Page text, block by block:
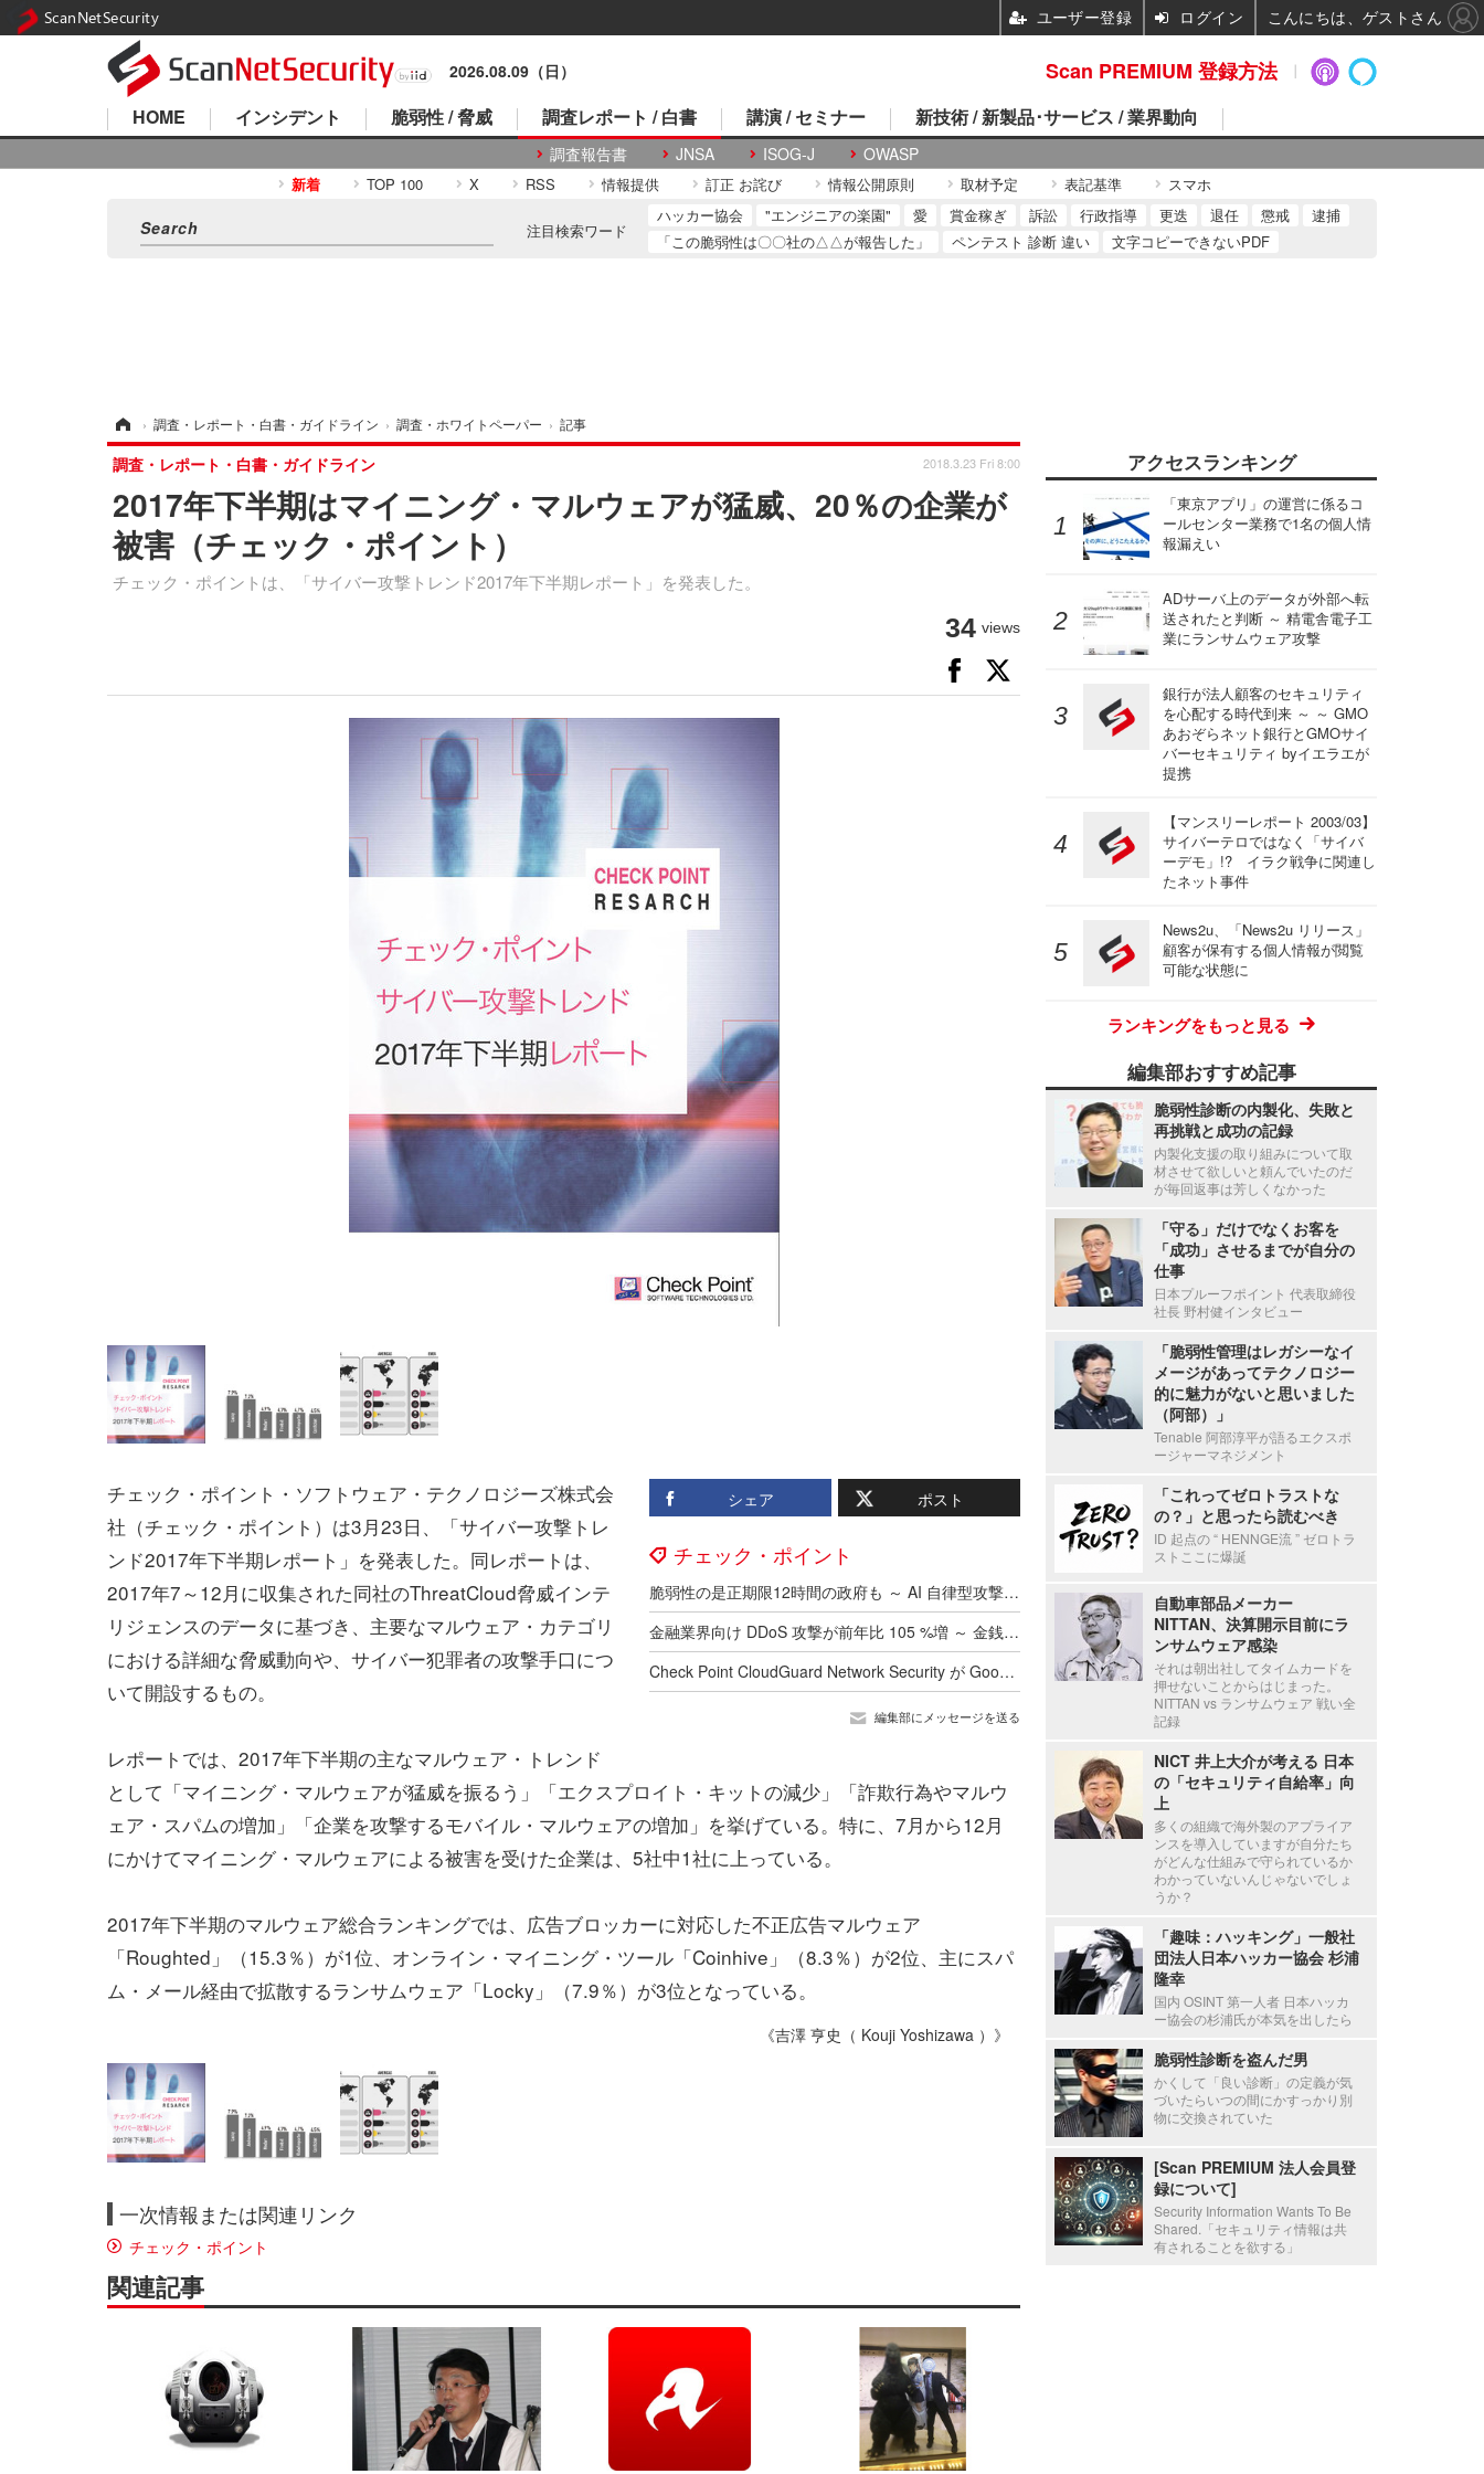
2026.08.09（日）
HOME インシデント 脆弱性 / 脅威 調査レポート / 白書
調査報告書 JNSA ISOG-J OWASP
講演 / セミナー 新技術 / 新製品･サービス / 業界動向
新着 TOP 100 X RSS 情報提供 訂正 お詫び 情報公開原則 取材予定 表記基準 スマホ
注目検索ワード
ハッカー協会 "エンジニアの楽園" 愛 賞金稼ぎ 訴訟 行政指導 更迭 退任 懲戒
逮捕
「この脆弱性は〇〇社の△△が報告した」
ペンテスト 診断 違い 文字コピーできないPDF
› 調査・レポート・白書・ガイドライン › 調査・ホワイトペーパー › 記事
2017年下半期はマイニング・マルウェアが猛威、20％の企業が
被害（チェック・ポイント）
チェック・ポイントは、「サイバー攻撃トレンド2017年下半期レポート」を発表した。
調査・レポート・白書・ガイドライン 2018.3.23 Fri 8:00
34 views
シェア ポスト
チェック・ポイント
脆弱性の是正期限12時間の政府も ～ AI 自律型攻撃の台頭と企業の最新リスク
金融業界向け DDoS 攻撃が前年比 105 %増 ～ 金銭的動機ではなく市民のアクセス遮断が目的
Check Point CloudGuard Network Security が Google Cloud Network Security Integration に統合
編集部にメッセージを送る
チェック・ポイント・ソフトウェア・テクノロジーズ株式会
社（チェック・ポイント）は3月23日、「サイバー攻撃トレ
ンド2017年下半期レポート」を発表した。同レポートは、
2017年7～12月に収集された同社のThreatCloud脅威インテ
リジェンスのデータに基づき、主要なマルウェア・カテゴリ
における詳細な脅威動向や、サイバー犯罪者の攻撃手口につ
いて開設するもの。
レポートでは、2017年下半期の主なマルウェア・トレンド
として「マイニング・マルウェアが猛威を振るう」「エクスプロイト・キットの減少」「詐欺行為やマルウ
ェア・スパムの増加」「企業を攻撃するモバイル・マルウェアの増加」を挙げている。特に、7月から12月
にかけてマイニング・マルウェアによる被害を受けた企業は、5社中1社に上っている。
2017年下半期のマルウェア総合ランキングでは、広告ブロッカーに対応した不正広告マルウェア
「Roughted」（15.3％）が1位、オンライン・マイニング・ツール「Coinhive」（8.3％）が2位、主にスパ
ム・メール経由で拡散するランサムウェア「Locky」（7.9％）が3位となっている。
《吉澤 亨史（ Kouji Yoshizawa ）》
一次情報または関連リンク
チェック・ポイント
関連記事
アクセスランキング
「東京アプリ」の運営に係るコ
ールセンター業務で1名の個人情
報漏えい
ADサーバ上のデータが外部へ転
送されたと判断 ～ 精電舎電子工
業にランサムウェア攻撃
銀行が法人顧客のセキュリティ
を心配する時代到来 ～ ～ GMO
あおぞらネット銀行とGMOサイ
バーセキュリティ byイエラエが
提携
【マンスリーレポート 2003/03】
サイバーテロではなく「サイバ
ーデモ」!? イラク戦争に関連し
たネット事件
News2u、「News2u リリース」
顧客が保有する個人情報が閲覧
可能な状態に
ランキングをもっと見る
編集部おすすめ記事
脆弱性診断の内製化、失敗と
再挑戦と成功の記録
内製化支援の取り組みについて取
材させて欲しいと頼んでいたのだ
が毎回返事は芳しくなかった
「守る」だけでなくお客を
「成功」させるまでが自分の
仕事
日本プルーフポイント 代表取締役
社長 野村健インタビュー
「脆弱性管理はレガシーなイ
メージがあってテクノロジー
的に魅力がないと思いました
（阿部）」
Tenable 阿部淳平が語るエクスポ
ージャーマネジメント
「これってゼロトラストな
の？」と思ったら読むべき
ID 起点の “ HENNGE流 ” ゼロトラ
ストここに爆誕
自動車部品メーカー
NITTAN、決算開示目前にラ
ンサムウェア感染
それは朝出社してタイムカードを
押せないことからはじまった。
NITTAN vs ランサムウェア 戦い全
記録
NICT 井上大介が考える 日本
の「セキュリティ自給率」向
上
多くの組織で海外製のアプライア
ンスを導入していますが自分たち
がどんな仕組みで守られているか
わかっていないんじゃないでしょ
うか？
「趣味：ハッキング」一般社
団法人日本ハッカー協会 杉浦
隆幸
国内 OSINT 第一人者 日本ハッカ
ー協会の杉浦氏が本気を出したら
脆弱性診断を盗んだ男
かくして「良い診断」の定義が気
づいたらいつの間にかすっかり別
物に交換されていた
[Scan PREMIUM 法人会員登
録について]
Security Information Wants To Be
Shared.「セキュリティ情報は共
有されることを欲する」
Scan PREMIUM 登録方法
ScanNetSecurity ユーザー登録 ログイン こんにちは、ゲストさん